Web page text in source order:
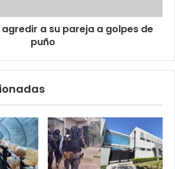
a su pareja a golpes de
puño